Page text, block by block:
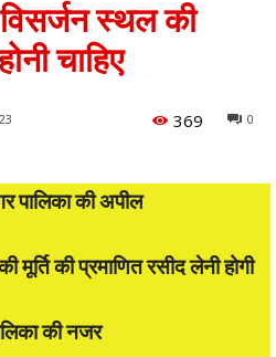
विसर्जन स्थल की
चाहिए
0
369
पालिका की अपील
मूर्ति की प्रमाणित रसीद लेनी होगी
की नजर